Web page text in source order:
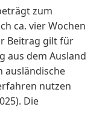
zum
ca. vier Wochen
Beitrag gilt für
aus dem Ausland
ausländische
nutzen
Die